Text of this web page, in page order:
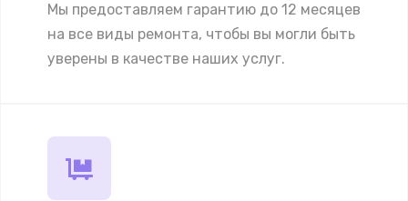
Мы предоставляем гарантию до 12 месяцев
на все виды ремонта, чтобы вы могли быть
уверены в качестве наших услуг.